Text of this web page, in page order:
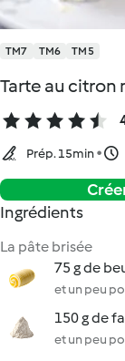
TM7 TM6 TM5
Tarte au citron
Prép. 15min
Ingrédients
La pâte brisée
75 g de
et un peu
150 g de
et un peu